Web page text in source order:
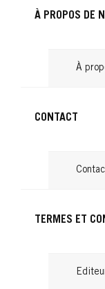
À PROPOS DE
À
CONTACT
TERMES ET